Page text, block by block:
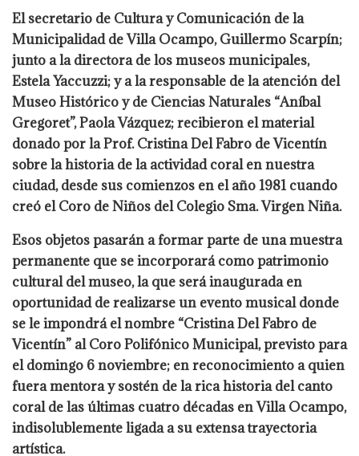
El secretario de Cultura y Comunicación de la
Municipalidad de Villa Ocampo, Guillermo Scarpín;
junto a la directora de los museos municipales,
Estela Yaccuzzi; y a la responsable de la atención del
Museo Histórico y de Ciencias Naturales “Aníbal
Gregoret”, Paola Vázquez; recibieron el material
donado por la Prof. Cristina Del Fabro de Vicentín
sobre la historia de la actividad coral en nuestra
ciudad, desde sus comienzos en el año 1981 cuando
creó el Coro de Niños del Colegio Sma. Virgen Niña.
Esos objetos pasarán a formar parte de una muestra
permanente que se incorporará como patrimonio
cultural del museo, la que será inaugurada en
oportunidad de realizarse un evento musical donde
se le impondrá el nombre “Cristina Del Fabro de
Vicentín” al Coro Polifónico Municipal, previsto para
el domingo 6 noviembre; en reconocimiento a quien
fuera mentora y sostén de la rica historia del canto
coral de las últimas cuatro décadas en Villa Ocampo,
indisolublemente ligada a su extensa trayectoria
artística.